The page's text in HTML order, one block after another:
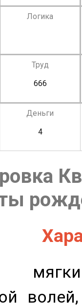
Логика
Труд
666
Деньги
4